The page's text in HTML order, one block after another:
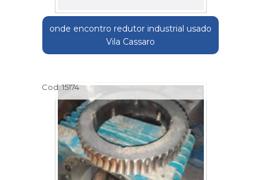
onde encontro redutor industrial usado
Vila Cassaro
Cod.:15174